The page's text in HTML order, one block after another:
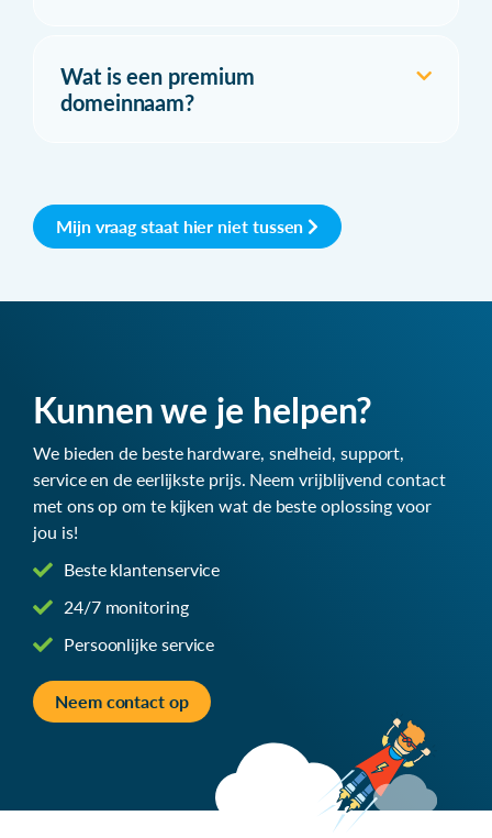
Wat is een premium
domeinnaam?
Mijn vraag staat hier niet tussen
Kunnen we je helpen?
We bieden de beste hardware, snelheid, support,
service en de eerlijkste prijs. Neem vrijblijvend contact
met ons op om te kijken wat de beste oplossing voor
jou is!
Beste klantenservice
24/7 monitoring
Persoonlijke service
Neem contact op